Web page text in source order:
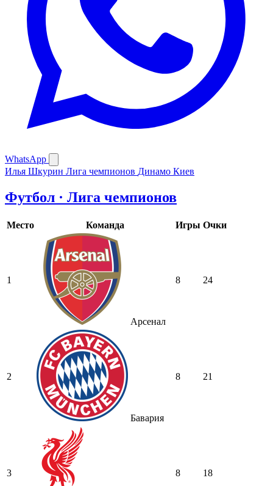
WhatsApp
Илья Шкурин Лига чемпионов Динамо Киев
Футбол · Лига чемпионов
Место Команда Игры Очки
1
Арсенал
8 24
2
Бавария
8 21
3 8 18